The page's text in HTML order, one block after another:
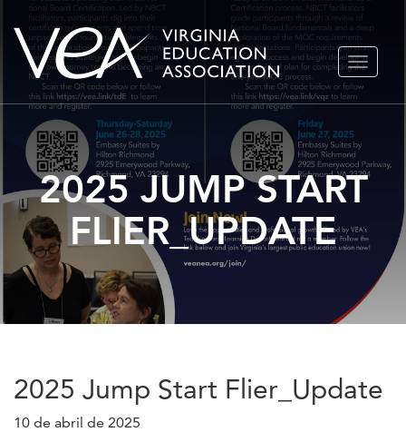
Ir
contenido
2025 JUMP START
FLIER_UPDATE
2025 Jump Start Flier_Update
10 de abril de 2025